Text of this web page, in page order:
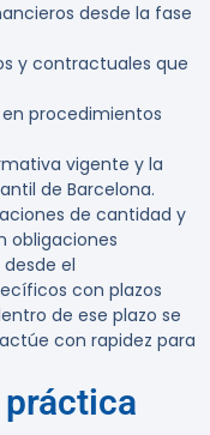
desde la fase
y contractuales que
procedimientos
vigente y la
de Barcelona.
de cantidad y
obligaciones
el
con plazos
de ese plazo se
con rapidez para